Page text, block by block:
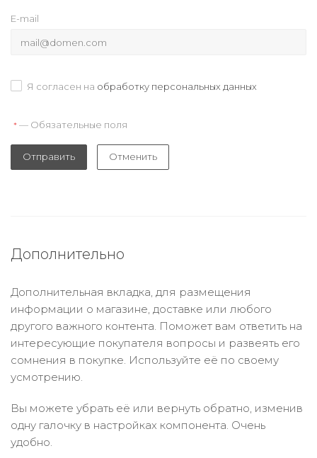
E-mail
Я согласен на обработку персональных данных
* — Обязательные поля
Отправить Отменить
Дополнительно
Дополнительная вкладка, для размещения
информации о магазине, доставке или любого
другого важного контента. Поможет вам ответить на
интересующие покупателя вопросы и развеять его
сомнения в покупке. Используйте её по своему
усмотрению.
Вы можете убрать её или вернуть обратно, изменив
одну галочку в настройках компонента. Очень
удобно.